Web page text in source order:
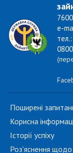
e-
Поширені
Корисна
Історії успіху
Роз'яснення